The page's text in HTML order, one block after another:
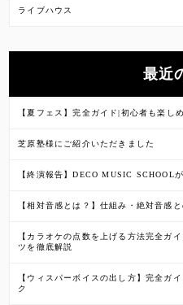
ライブハウス
最近
【夏フェス】完全ガイド|初心者も楽し
芝原塾様にご紹介いただきました
【終演報告】DECO MUSIC SCHOOL
【相対音感とは？】仕組み・絶対音感
【カラオケの点数を上げる方法完全ガ
ツを徹底解説
【ウィスパーボイスの出し方】完全ガ
ク